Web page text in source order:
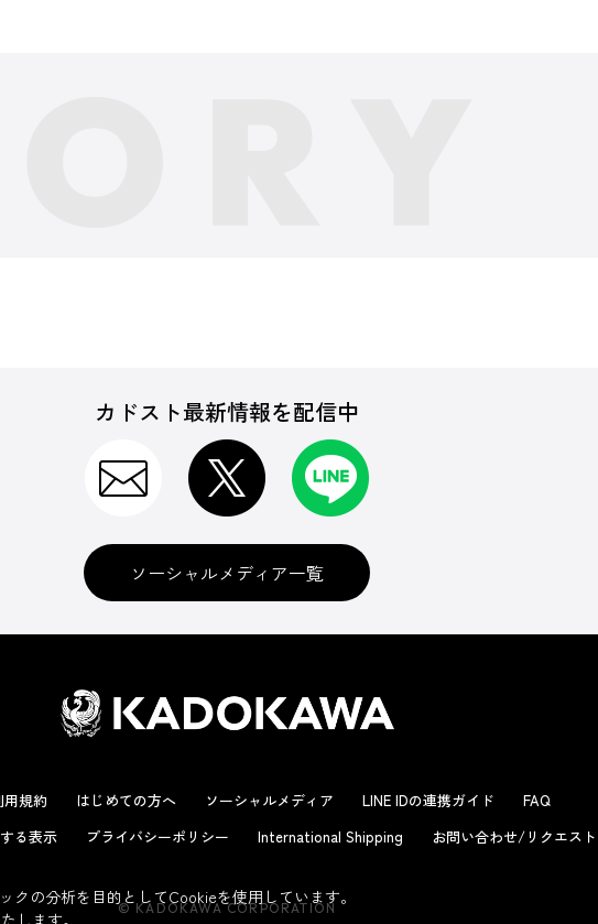
カドスト最新情報を配信中
ソーシャルメディア一覧
用規約 はじめての方へ ソーシャルメディア LINE IDの連携ガイド
FAQ
る表示
プライバシーポリシー International Shipping お問い合わせ/リクエスト
© KADOKAWA CORPORATION
の分析を目的としてCookieを使用しています。